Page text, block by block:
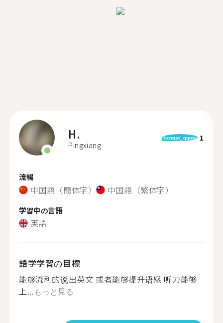
H.
Pingxiang
format_quote 1
流暢
中国語（簡体字） 中国語（繁体字）
学習中の言語
英語
語学学習の目標
能够流利的说出英文 或者能够提升语感 听力能够
上...もっと見る